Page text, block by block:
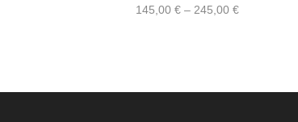
145,00 €– 245,00 €